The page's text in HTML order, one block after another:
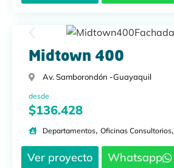
Midtown 400
Av. Samborondón -Guayaquil
desde
$136.428
Departamentos, Oficinas Consultorios,
Ver proyecto Whatsapp